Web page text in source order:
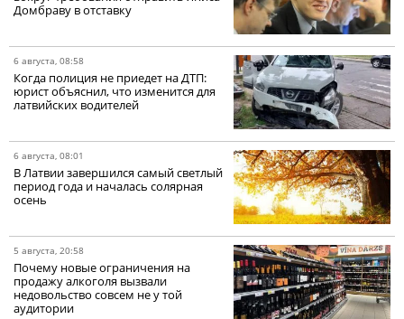
Домбраву в отставку
6 августа, 08:58
Когда полиция не приедет на ДТП:
юрист объяснил, что изменится для
латвийских водителей
6 августа, 08:01
В Латвии завершился самый светлый
период года и началась солярная
осень
5 августа, 20:58
Почему новые ограничения на
продажу алкоголя вызвали
недовольство совсем не у той
аудитории